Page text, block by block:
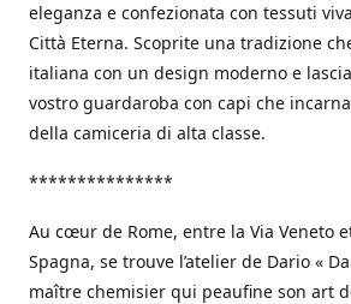
eleganza e confezionata con tessuti
Città Eterna. Scoprite una tradizione
italiana con un design moderno e
vostro guardaroba con capi che
della camiceria di alta classe.
***************
Au cœur de Rome, entre la Via Veneto
Spagna, se trouve l’atelier de Dario «
maître chemisier qui peaufine son art